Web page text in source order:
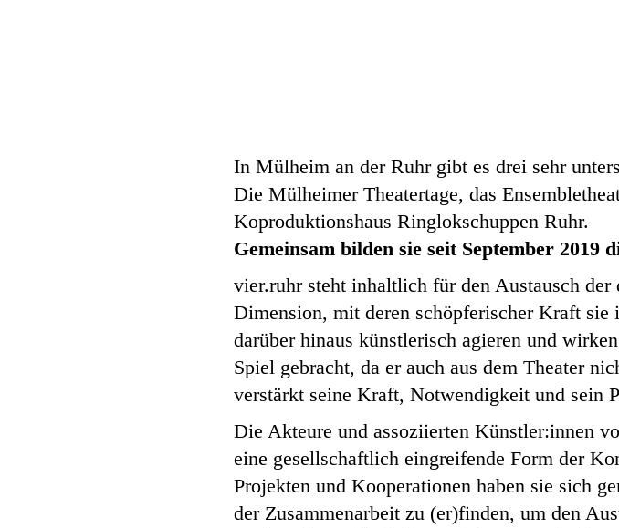
In Mülheim an der Ruhr gibt es drei sehr
Die Mülheimer Theatertage, das
Koproduktionshaus Ringlokschuppen Ruhr.
Gemeinsam bilden sie seit September 2019
vier.ruhr steht inhaltlich für den Austausch
Dimension, mit deren schöpferischer Kraft
darüber hinaus künstlerisch agieren und
Spiel gebracht, da er auch aus dem Theater
verstärkt seine Kraft, Notwendigkeit und sein
Die Akteure und assoziierten Künstler:innen
eine gesellschaftlich eingreifende Form der
Projekten und Kooperationen haben sie sich
der Zusammenarbeit zu (er)finden, um den